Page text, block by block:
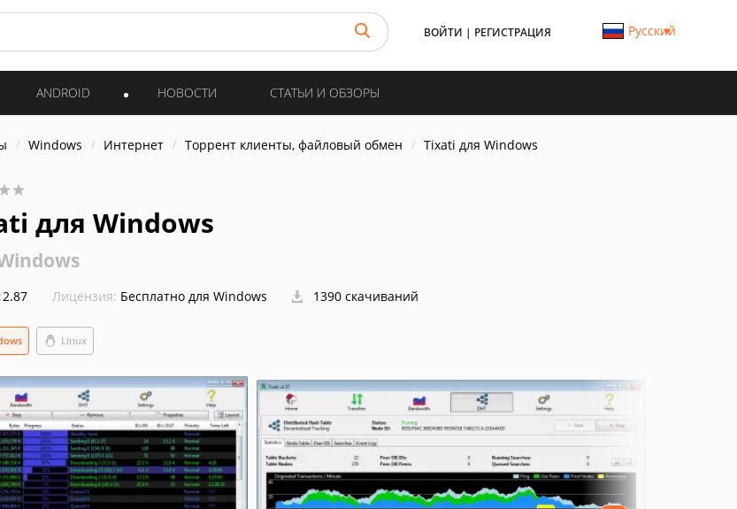
ВОЙТИ | РЕГИСТРАЦИЯ Русский
ANDROID НОВОСТИ СТАТЬИ И ОБЗОРЫ
Windows Интернет Торрент клиенты, файловый обмен Tixati для Windows
для Windows
2.87 Лицензия: Бесплатно для Windows 1390 скачиваний
Linux